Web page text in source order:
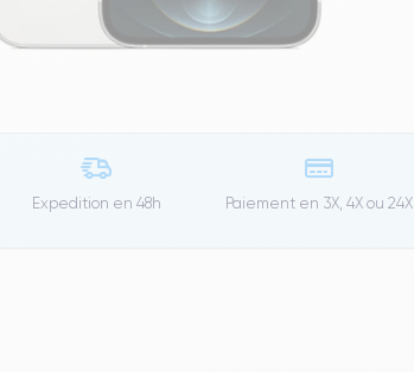
Expedition en 48h Paiement en 3X, 4X ou 24X